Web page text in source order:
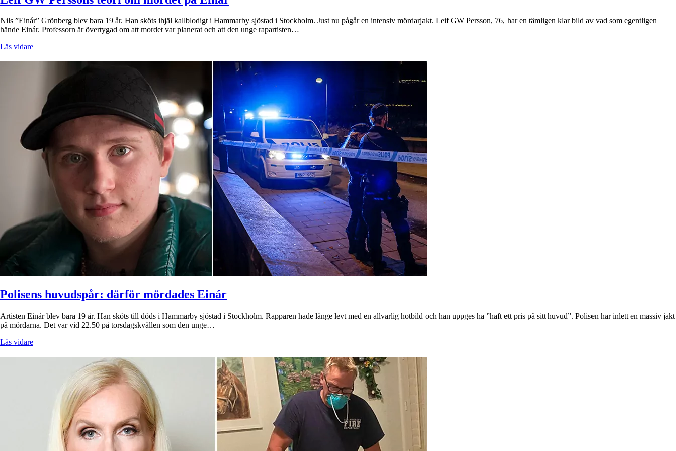
Nils ”Einár” Grönberg blev bara 19 år. Han sköts ihjäl kallblodigt i Hammarby sjöstad i Stockholm. Just nu pågår en intensiv mördarjakt. Leif GW Persson, 76, har en tämligen klar bild av vad som egentligen
hände Einár. Professorn är övertygad om att mordet var planerat och att den unge rapartisten…
Läs vidare
Polisens huvudspår: därför mördades Einár
Artisten Einár blev bara 19 år. Han sköts till döds i Hammarby sjöstad i Stockholm. Rapparen hade länge levt med en allvarlig hotbild och han uppges ha ”haft ett pris på sitt huvud”. Polisen har inlett en massiv jakt
på mördarna. Det var vid 22.50 på torsdagskvällen som den unge…
Läs vidare